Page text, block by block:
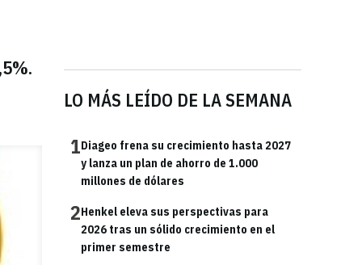
LO MÁS LEÍDO DE LA SEMANA
1Diageo frena su crecimiento hasta 2027
y lanza un plan de ahorro de 1.000
millones de dólares
2Henkel eleva sus perspectivas para
2026 tras un sólido crecimiento en el
primer semestre